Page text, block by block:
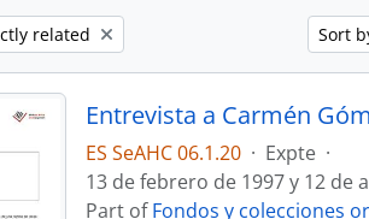
related Sort
Entrevista a Carmén
ES SeAHC 06.1.20 · Expte ·
13 de febrero de 1997 y 12 de
Part ofFondos y colecciones